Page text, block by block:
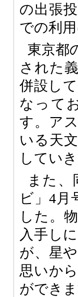
の出張
での利
東京都
された
併設し
なって
す。ア
いる天
していき
また
ビ」4月
した。
入手し
が、星
思いか
ができま